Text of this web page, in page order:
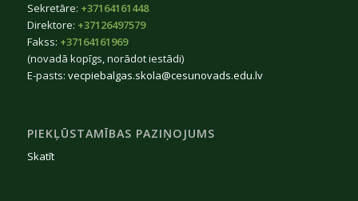
Sekretāre: +37164161448
Direktore: +37126497579
Fakss: +37164161969
(novadā kopīgs, norādot iestādi)
E-pasts: vecpiebalgas.skola@cesunovads.edu.lv
PIEKĻŪSTAMĪBAS PAZIŅOJUMS
Skatīt